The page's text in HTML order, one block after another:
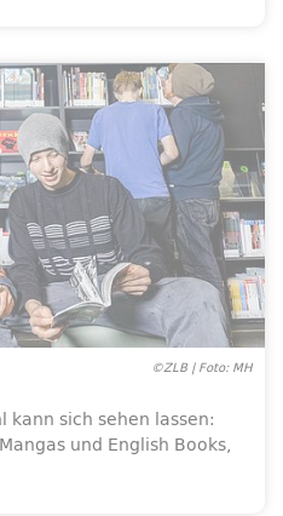
©ZLB | Foto: MH
sich sehen lassen:
und English Books,